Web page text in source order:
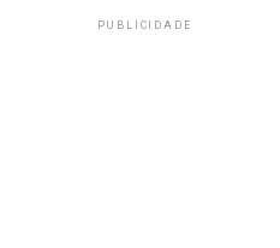
PUBLICIDADE